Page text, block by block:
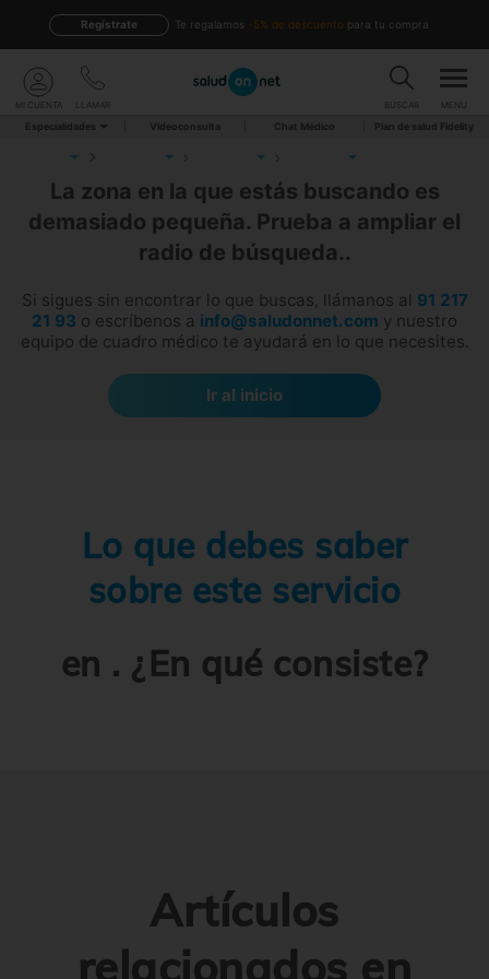
te regalamos -5% de descuento para tu compra
Regístrate
LLAMAR
MI CUENTA BUSCAR MENU
Especialidades Videoconsulta Chat Médico Plan de salud Fidelity
La zona en la que estás buscando es
demasiado pequeña. Prueba a ampliar el
radio de búsqueda..
Si sigues sin encontrar lo que buscas, llámanos al 91 217
21 93 o escríbenos a info@saludonnet.com y nuestro
equipo de cuadro médico te ayudará en lo que necesites.
Ir al inicio
Lo que debes saber
sobre este servicio
en . ¿En qué consiste?
Artículos
relacionados en